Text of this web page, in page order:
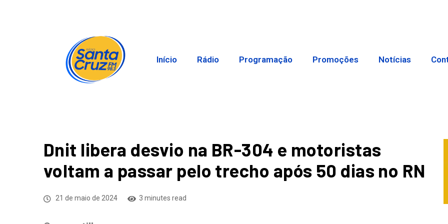
Início Rádio Programação Promoções Notícias
Dnit libera desvio na BR-304 e motoristas
voltam a passar pelo trecho após 50 dias no RN
21 de maio de 2024 3 minutes read